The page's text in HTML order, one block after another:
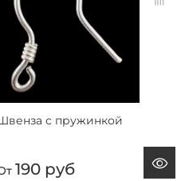
с пружинкой
190 руб